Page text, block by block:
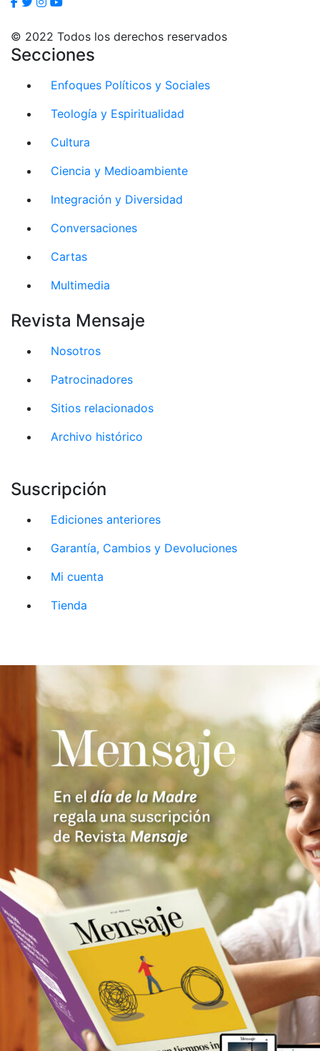
© 2022 Todos los derechos reservados
Secciones
Enfoques Políticos y Sociales
Teología y Espiritualidad
Cultura
Ciencia y Medioambiente
Integración y Diversidad
Conversaciones
Cartas
Multimedia
Revista Mensaje
Nosotros
Patrocinadores
Sitios relacionados
Archivo histórico
Suscripción
Ediciones anteriores
Garantía, Cambios y Devoluciones
Mi cuenta
Tienda